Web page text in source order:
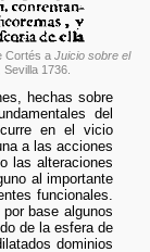
Cortés a Juicio sobre el
Sevilla 1736.
hechas sobre
del
en el vicio
a las acciones
las alteraciones
al importante
funcionales.
base algunos
de la esfera de
dominios